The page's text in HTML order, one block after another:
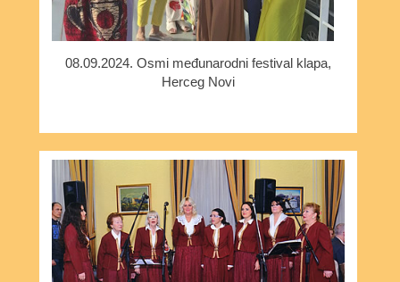
08.09.2024. Osmi međunarodni festival klapa,
Herceg Novi